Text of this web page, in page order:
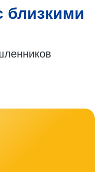
близкими